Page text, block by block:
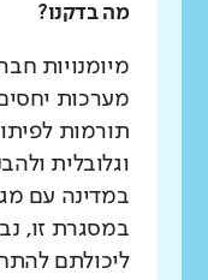
מה בדקנו?
מיומנויות
מערכות
תורמות
וגלובלית
במדינה עם
במסגרת זו,
ליכולתם